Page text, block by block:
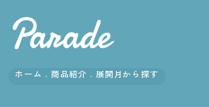
ホーム 商品紹介 展開月から探す